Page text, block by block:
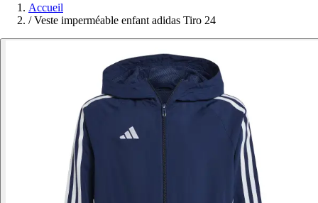
Accueil
/ Veste imperméable enfant adidas Tiro 24